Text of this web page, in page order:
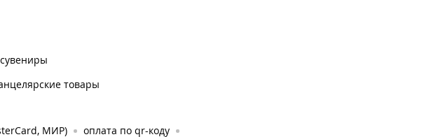
товары
МИР)
оплата по qr-коду